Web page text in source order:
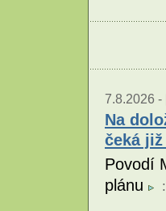
7.8.2026 -
Na
čeká
Povodí
plánu